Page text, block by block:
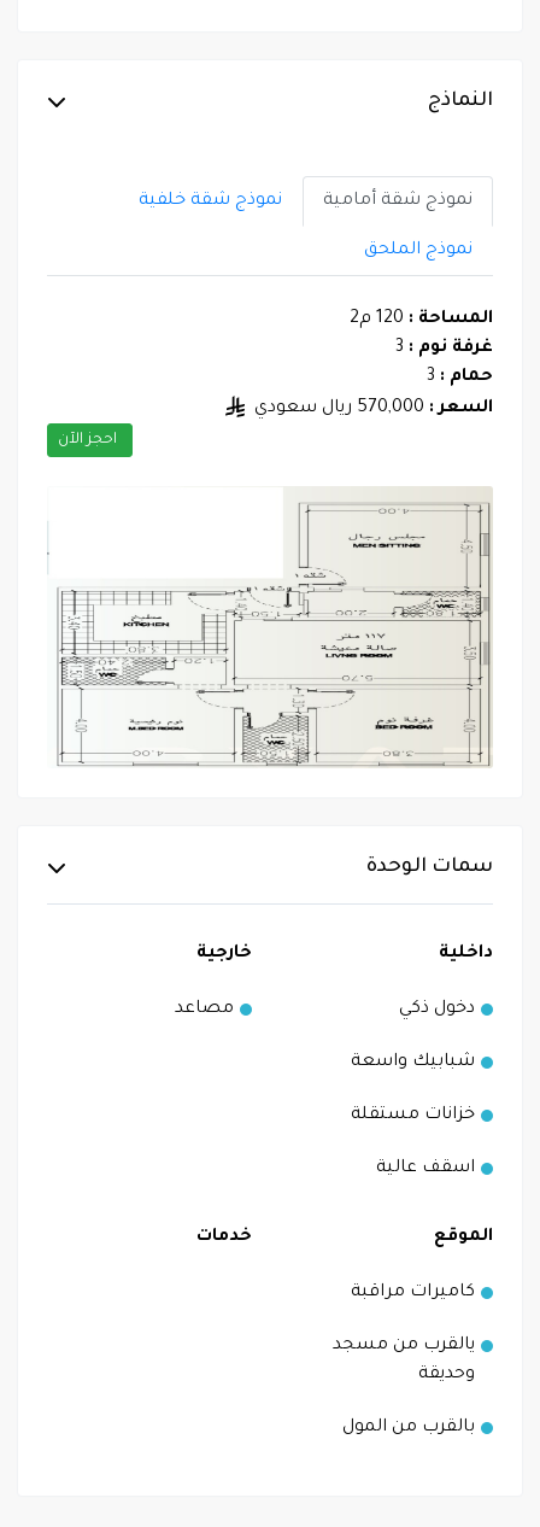
النماذج
نموذج شقة أمامية نموذج شقة خلفية
نموذج الملحق
المساحة : 120 م2
غرفة نوم : 3
حمام : 3
السعر : 570,000 ريال سعودي
احجز الآن
سمات الوحدة
داخلية
دخول ذكي
شبابيك واسعة
خزانات مستقلة
اسقف عالية
خارجية
مصاعد
الموقع
كاميرات مراقبة
يالقرب من مسجد
وحديقة
بالقرب من المول
خدمات